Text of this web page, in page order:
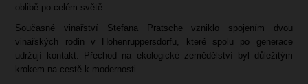
oblibě po celém světě.
Současné vinařství Stefana Pratsche vzniklo spojením dvou
vinařských rodin v Hohenruppersdorfu, které spolu po generace
udržují kontakt. Přechod na ekologické zemědělství byl důležitým
krokem na cestě k modernosti.